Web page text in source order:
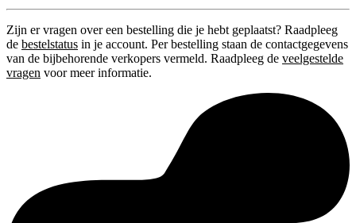
Zijn er vragen over een bestelling die je hebt geplaatst? Raadpleeg
de bestelstatus in je account. Per bestelling staan de contactgegevens
van de bijbehorende verkopers vermeld. Raadpleeg de veelgestelde
vragen voor meer informatie.